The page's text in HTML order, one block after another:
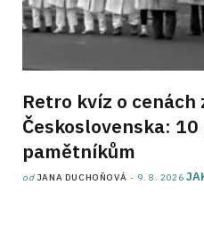
Retro kvíz o
Československa:
pamětníkům
od JANA DUCHOŇOVÁ 9. 8. 2026